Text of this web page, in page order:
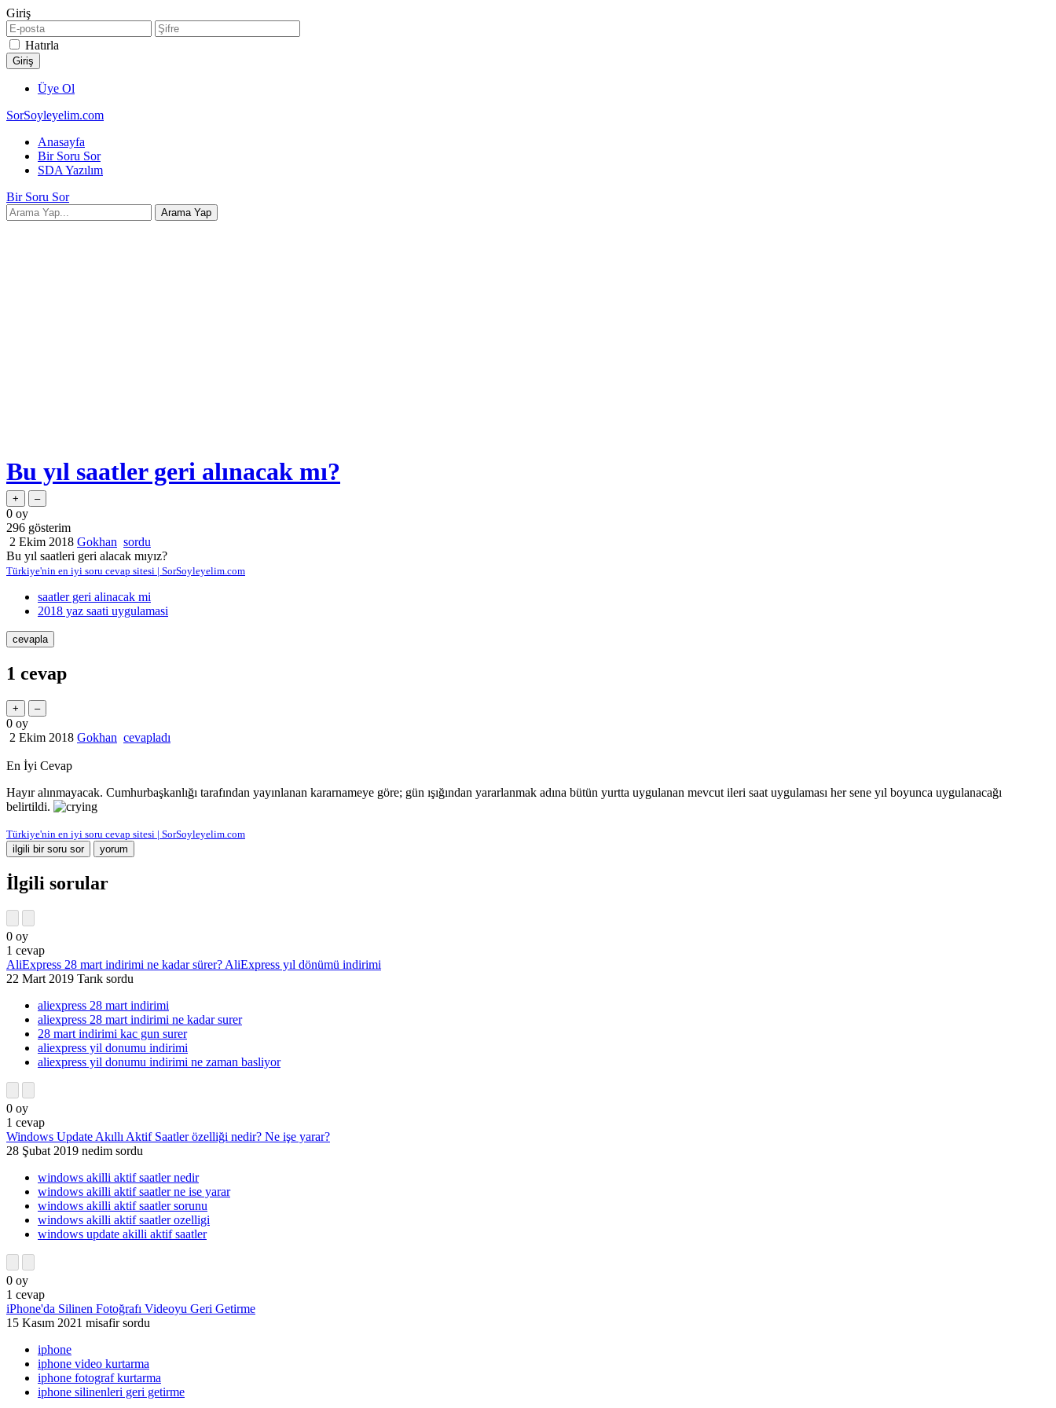
Giriş
Hatırla
Üye Ol
SorSoyleyelim.com
Anasayfa
Bir Soru Sor
SDA Yazılım
Bir Soru Sor
Bu yıl saatler geri alınacak mı?
0 oy
296 gösterim
2 Ekim 2018 Gokhan sordu
Bu yıl saatleri geri alacak mıyız?
Türkiye'nin en iyi soru cevap sitesi | SorSoyleyelim.com
saatler geri alinacak mi
2018 yaz saati uygulamasi
1 cevap
0 oy
2 Ekim 2018 Gokhan cevapladı
En İyi Cevap
Hayır alınmayacak. Cumhurbaşkanlığı tarafından yayınlanan kararnameye göre; gün ışığından yararlanmak adına bütün yurtta uygulanan mevcut ileri saat uygulaması her sene yıl boyunca uygulanacağı
belirtildi.
Türkiye'nin en iyi soru cevap sitesi | SorSoyleyelim.com
İlgili sorular
0 oy
1 cevap
AliExpress 28 mart indirimi ne kadar sürer? AliExpress yıl dönümü indirimi
22 Mart 2019 Tarık sordu
aliexpress 28 mart indirimi
aliexpress 28 mart indirimi ne kadar surer
28 mart indirimi kac gun surer
aliexpress yil donumu indirimi
aliexpress yil donumu indirimi ne zaman basliyor
0 oy
1 cevap
Windows Update Akıllı Aktif Saatler özelliği nedir? Ne işe yarar?
28 Şubat 2019 nedim sordu
windows akilli aktif saatler nedir
windows akilli aktif saatler ne ise yarar
windows akilli aktif saatler sorunu
windows akilli aktif saatler ozelligi
windows update akilli aktif saatler
0 oy
1 cevap
iPhone'da Silinen Fotoğrafı Videoyu Geri Getirme
15 Kasım 2021 misafir sordu
iphone
iphone video kurtarma
iphone fotograf kurtarma
iphone silinenleri geri getirme